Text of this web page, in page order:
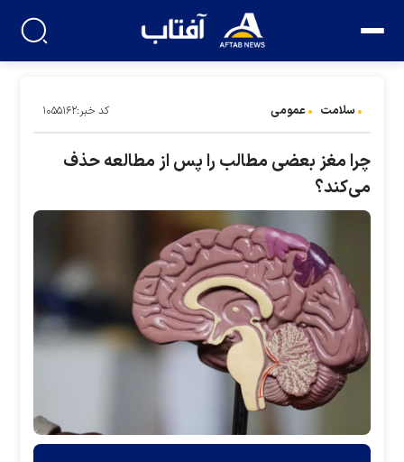
سلامت عمومی کد خبر:۱۰۵۵۱۶۲
چرا مغز بعضی مطالب را پس از مطالعه حذف
می‌کند؟